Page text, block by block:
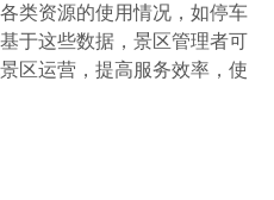
资源的使用情况，如停车
于这些数据，景区管理者可
区运营，提高服务效率，使